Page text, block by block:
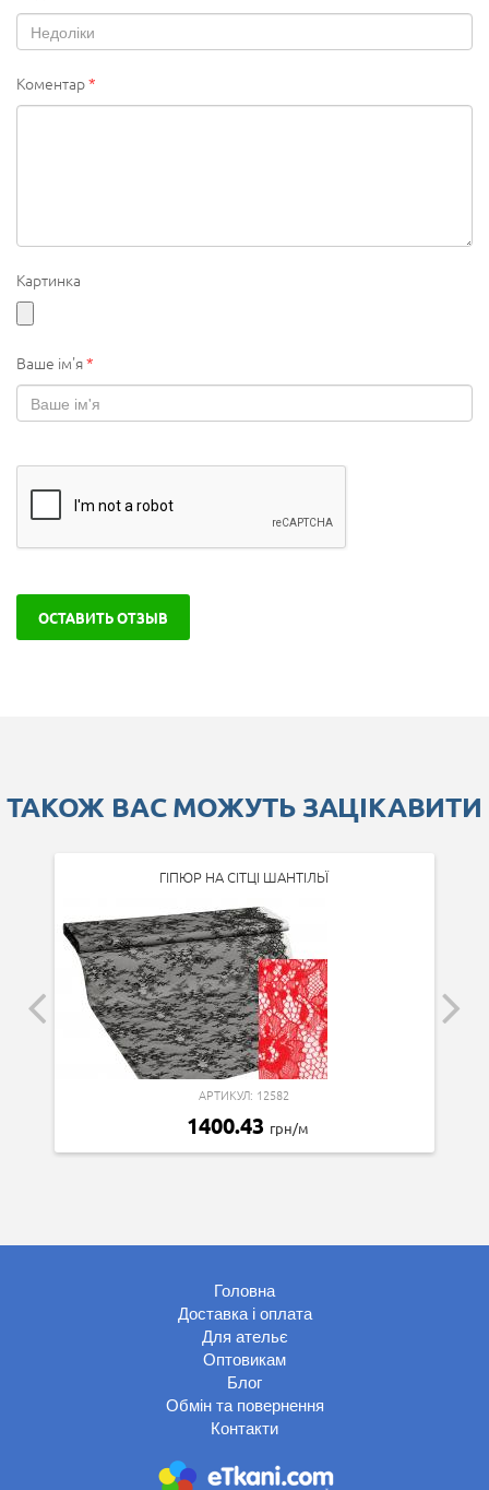
Коментар*
Картинка
Ваше ім'я*
ОСТАВИТЬ ОТЗЫВ
ТАКОЖ ВАС МОЖУТЬ ЗАЦІКАВИТИ
ГІПЮР НА СІТЦІ ШАНТІЛЬЇ
АРТИКУЛ: 12582
1400.43 грн/м
Головна
Доставка і оплата
Для ательє
Оптовикам
Блог
Обмін та повернення
Контакти